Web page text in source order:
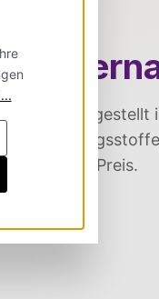
hergestellt
zum fairen Preis.